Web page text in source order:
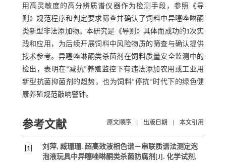
用高灵敏度的高分辨质谱仪器作为检测手段，参照《导
则》规范程序和判定要求筛查并确认了饲料中异噻唑啉酮
类新型非法添加物。本研究是《导则》具体而成功的1次实
践和应用，为后续开展饲料中风险物质的筛查与确认提供
技术参考。异噻唑啉酮类杀菌剂在饲料质量安全监测中的
检出，表明在“减抗”养殖监控下有违法添加农用或工业用
新型抗菌抑菌剂的趋势，也为饲料“停抗”时代下的绿色健
康养殖规范敲响警钟。
参考文献 原文顺序 出版日期 本文引用
[1]
刘萍, 臧珊珊. 超高效液相色谱－串联质谱法测定泡
泡液玩具中异噻唑啉酮类杀菌防腐剂[J]. 化学试剂 ,